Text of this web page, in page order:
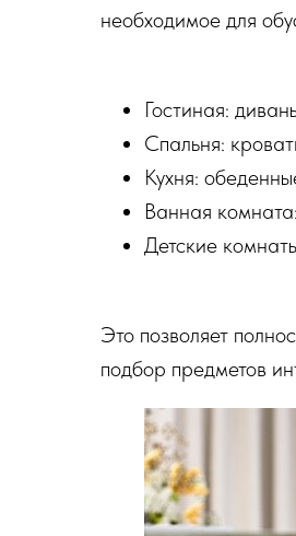
необходимое для
Гостиная:
Спальня:
Кухня:
Ванная
Детские
Это позволяет
подбор предметов